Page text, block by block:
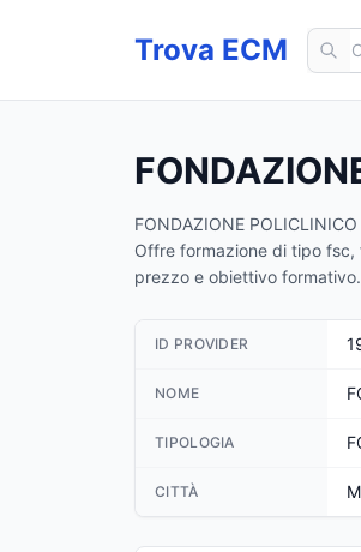
Trova ECM
FONDAZIONE
Offre formazione di tipo fsc,
prezzo e obiettivo
ID PROVIDER
NOME
TIPOLOGIA
CITTÀ